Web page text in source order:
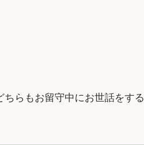
ちらもお留守中にお世話をする